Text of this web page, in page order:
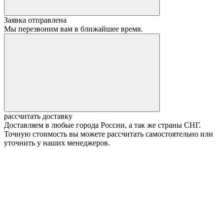
Заявка отправлена
Мы перезвоним вам в ближайшее время.
рассчитать доставку
Доставляем в любые города России, а так же страны СНГ.
Точную стоимость вы можете рассчитать самостоятельно или
уточнить у наших менеджеров.